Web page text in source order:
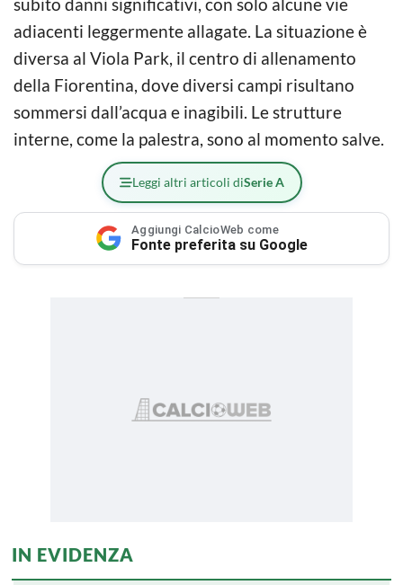
adiacenti leggermente allagate. La situazione è
diversa al Viola Park, il centro di allenamento
della Fiorentina, dove diversi campi risultano
sommersi dall’acqua e inagibili. Le strutture
interne, come la palestra, sono al momento salve.
Leggi altri articoli diSerie A
Aggiungi CalcioWeb come
Fonte preferita su Google
IN EVIDENZA